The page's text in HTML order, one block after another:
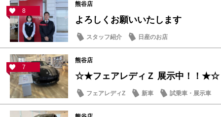
8
熊谷店
よろしくお願いいたします
スタッフ紹介 日産のお店
7
熊谷店
☆★フェアレディＺ 展示中！！★☆
フェアレディZ 新車 試乗車・展示車